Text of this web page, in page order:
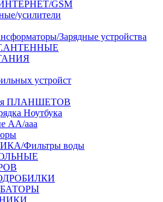
GSM
усилители
Зарядные устройства
устройст
ПЛАНШЕТОВ
Ноутбука
АА/ааа
Фильтры воды